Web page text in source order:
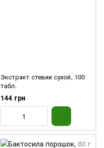
Экстракт стевии сухой, 100
табл.
144 грн